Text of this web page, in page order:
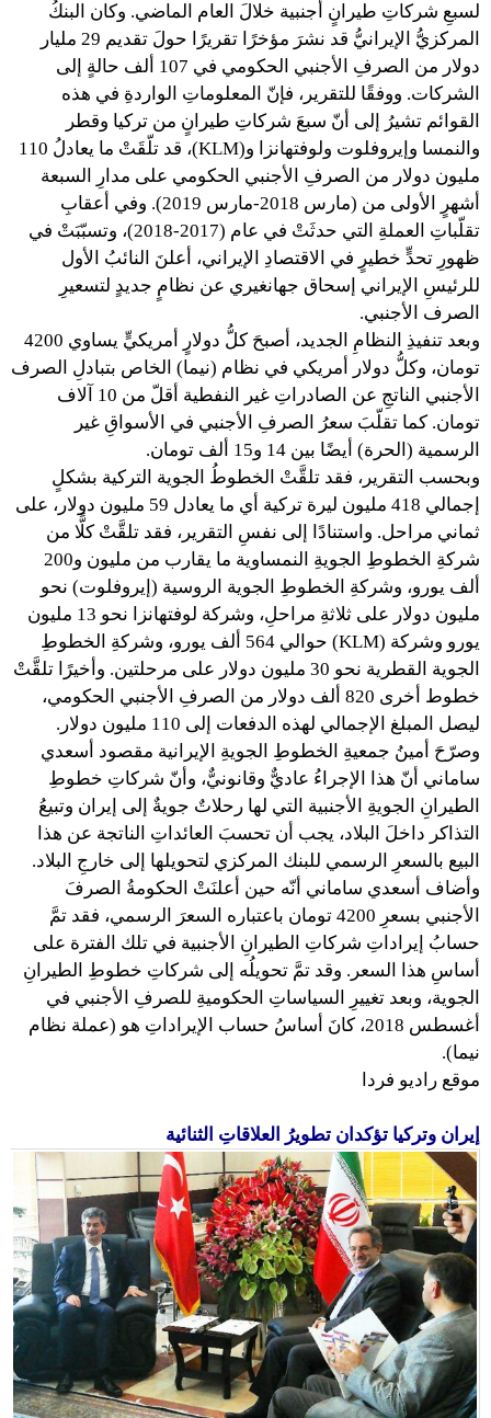
لسبعِ شركاتِ طيرانٍ أجنبية خلالَ العام الماضي. وكان البنكُ
المركزيُّ الإيرانيُّ قد نشرَ مؤخرًا تقريرًا حولَ تقديم 29 مليار
دولار من الصرفِ الأجنبي الحكومي في 107 ألف حالةٍ إلى
الشركات. ووفقًا للتقرير، فإنّ المعلوماتِ الواردةِ في هذه
القوائم تشيرُ إلى أنّ سبعَ شركاتِ طيرانٍ من تركيا وقطر
والنمسا وإيروفلوت ولوفتهانزا و(KLM)، قد تلّقَتْ ما يعادلُ 110
مليون دولار من الصرفِ الأجنبي الحكومي على مدارِ السبعة
أشهرٍ الأولى من (مارس 2018-مارس 2019). وفي أعقابِ
تقلّباتِ العملةِ التي حدثَتْ في عام (2017-2018)، وتسبّبَتْ في
ظهورِ تحدٍّ خطيرٍ في الاقتصادِ الإيراني، أعلنَ النائبُ الأول
للرئيسِ الإيراني إسحاق جهانغيري عن نظامٍ جديدٍ لتسعيرِ
الصرف الأجنبي.
وبعد تنفيذِ النظامِ الجديد، أصبحَ كلُّ دولارٍ أمريكيٍّ يساوي 4200
تومان، وكلُّ دولار أمريكي في نظام (نيما) الخاص بتبادلِ الصرف
الأجنبي الناتجِ عن الصادراتِ غير النفطية أقلّ من 10 آلاف
تومان. كما تقلّبَ سعرُ الصرفِ الأجنبي في الأسواقِ غير
الرسمية (الحرة) أيضًا بين 14 و15 ألف تومان.
وبحسب التقرير، فقد تلقَّتْ الخطوطُ الجوية التركية بشكلٍ
إجمالي 418 مليون ليرة تركية أي ما يعادل 59 مليون دولار، على
ثماني مراحل. واستنادًا إلى نفسِ التقرير، فقد تلقَّتْ كلًّا من
شركةِ الخطوطِ الجويةِ النمساوية ما يقارب من مليون و200
ألف يورو، وشركةِ الخطوطِ الجوية الروسية (إيروفلوت) نحو
مليون دولار على ثلاثةِ مراحلِ، وشركة لوفتهانزا نحو 13 مليون
يورو وشركة (KLM) حوالي 564 ألف يورو، وشركةِ الخطوطِ
الجوية القطرية نحو 30 مليون دولار على مرحلتين. وأخيرًا تلقَّتْ
خطوط أخرى 820 ألف دولار من الصرفِ الأجنبي الحكومي،
ليصل المبلغ الإجمالي لهذه الدفعات إلى 110 مليون دولار.
وصرّحَ أمينُ جمعيةِ الخطوطِ الجويةِ الإيرانية مقصود أسعدي
ساماني أنّ هذا الإجراءُ عاديٌّ وقانونيٌّ، وأنّ شركاتِ خطوطِ
الطيرانِ الجويةِ الأجنبية التي لها رحلاتٌ جويةٌ إلى إيران وتبيعُ
التذاكر داخلَ البلاد، يجب أن تحسبَ العائداتِ الناتجة عن هذا
البيع بالسعرِ الرسمي للبنك المركزي لتحويلها إلى خارجِ البلاد.
وأضاف أسعدي ساماني أنّه حين أعلنَتْ الحكومةُ الصرفَ
الأجنبي بسعرِ 4200 تومان باعتباره السعرَ الرسمي، فقد تمَّ
حسابُ إيراداتِ شركاتِ الطيرانِ الأجنبية في تلك الفترة على
أساسِ هذا السعر. وقد تمَّ تحويلُه إلى شركاتِ خطوطِ الطيرانِ
الجوية، وبعد تغييرِ السياساتِ الحكوميةِ للصرفِ الأجنبي في
أغسطس 2018، كانَ أساسُ حساب الإيراداتِ هو (عملة نظام
نيما).
موقع راديو فردا
إيران وتركيا تؤكدان تطويرُ العلاقاتِ الثنائية